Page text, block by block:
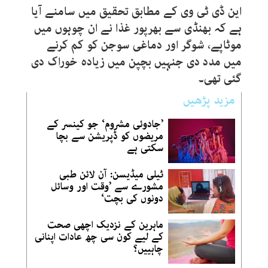
این ڈی ٹی وی کے مطابق تحقیق میں سامنے آیا
ہے کہ بھنڈی سے بھرپور غذا نے ان چوہوں میں
موٹاپے، شوگر اور دماغی سوجن کو کم کرنے
میں مدد دی جنہیں بچپن میں زیادہ خوراک دی
گئی تھی۔
مزید پڑھیں
’جادوئی مشروم‘ جو کینسر کے
مریضوں کو ڈپریشن سے بچا
سکتی ہے
ٹیلی میڈیسن: آن لائن طبی
مشورے سے ’وقت اور وسائل
دونوں کی بچت‘
ماہرین کے نزدیک اچھی صحت
کے لیے کون سی چھ عادات اپنانی
چاہییں؟